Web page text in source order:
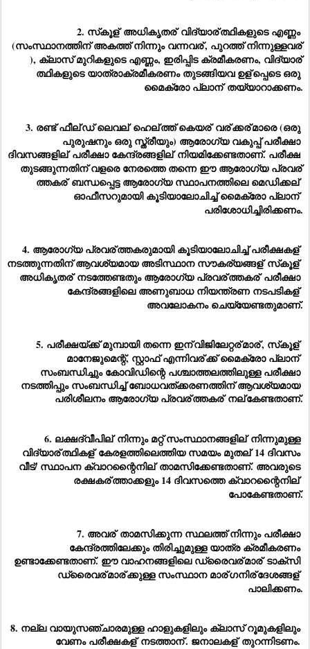
2. സ്‌കൂള് അധികൃതര് വിദ്യാര്ത്ഥികളുടെ എണ്ണം
(സംസ്ഥാനത്തിന് അകത്ത് നിന്നും വന്നവര്, പുറത്ത് നിന്നുള്ളവര്
), ക്ലാസ് മുറികളുടെ എണ്ണം, ഇരിപ്പിട ക്രമീകരണം, വിദ്യാര്
ത്ഥികളുടെ യാത്രാക്രമീകരണം തുടങ്ങിയവ ഉള്പ്പെടെ ഒരു
മൈക്രോ പ്ലാന് തയ്യാറാക്കണം.
3. രണ്ട് ഫീല്ഡ് ലെവല് ഹെല്ത്ത് കെയര് വര്ക്കര്മാരെ (ഒരു
പുരുഷനും ഒരു സ്ത്രീയും) ആരോഗ്യ വകുപ്പ് പരീക്ഷാ
ദിവസങ്ങളില് പരീക്ഷാ കേന്ദ്രങ്ങളില് നിയമിക്കേണ്ടതാണ്. പരീക്ഷ
തുടങ്ങുന്നതിന് വളരെ നേരത്തെ തന്നെ ഈ ആരോഗ്യ പ്രവര്
ത്തകര് ബന്ധപ്പെട്ട ആരോഗ്യ സ്ഥാപനത്തിലെ മെഡിക്കല്
ഓഫീസറുമായി കൂടിയാലോചിച്ച് മൈക്രോ പ്ലാന്
പരിശോധിച്ചിരിക്കണം.
4. ആരോഗ്യ പ്രവര്ത്തകരുമായി കൂടിയാലോചിച്ച് പരീക്ഷകള്
നടത്തുന്നതിന് ആവശ്യമായ അടിസ്ഥാന സൗകര്യങ്ങള്
സ്‌കൂള്
അധികൃതര് നടത്തേണ്ടതും ആരോഗ്യ പ്രവര്ത്തകര് പരീക്ഷാ
കേന്ദ്രങ്ങളിലെ അണുബാധ നിയന്ത്രണ നടപടികള്
അവലോകനം ചെയ്യേണ്ടതുമാണ്.
5. പരീക്ഷയ്ക്ക് മുമ്പായി തന്നെ ഇന്വിജിലേറ്റര്മാര്
, സ്‌കൂള്
മാനേജുമെന്റ്, സ്റ്റാഫ് എന്നിവര്ക്ക് മൈക്രോ പ്ലാന്
സംബന്ധിച്ചും കോവിഡിന്റെ പശ്ചാത്തലത്തിലുള്ള പരീക്ഷാ
നടത്തിപ്പും സംബന്ധിച്ച് ബോധവത്ക്കരണത്തിന് ആവശ്യമായ
പരിശീലനം ആരോഗ്യ പ്രവര്ത്തകര് നല്കേണ്ടതാണ്.
6. ലക്ഷദ്വീപില് നിന്നും മറ്റ് സംസ്ഥാനങ്ങളില് നിന്നുമുള്ള
വിദ്യാര്ത്ഥികള് കേരളത്തിലെത്തിയ സമയം മുതല് 14 ദിവസം
വീട്/ സ്ഥാപന ക്വാറന്റൈനില് താമസിക്കേണ്ടതാണ്. അവരുടെ
രക്ഷകര്ത്താക്കളും 14 ദിവസത്തെ ക്വാറന്റൈനില്
പോകേണ്ടതാണ്.
7. അവര് താമസിക്കുന്ന സ്ഥലത്ത് നിന്നും പരീക്ഷാ
കേന്ദ്രത്തിലേക്കും തിരിച്ചുമുള്ള യാത്ര ക്രമീകരണം
ഉണ്ടാക്കേണ്ടതാണ്. ഈ വാഹനങ്ങളിലെ ഡ്രൈവര്മാര് ടാക്‌സി
ഡ്രൈവര്മാര്ക്കുള്ള സംസ്ഥാന മാര്ഗനിര്ദേശങ്ങള്
പാലിക്കണം.
8. നല്ല വായുസഞ്ചാരമുള്ള ഹാളുകളിലും ക്ലാസ് റൂമുകളിലും
വേണം പരീക്ഷകള് നടത്താന്. ജനാലകള് തുറന്നിടണം.